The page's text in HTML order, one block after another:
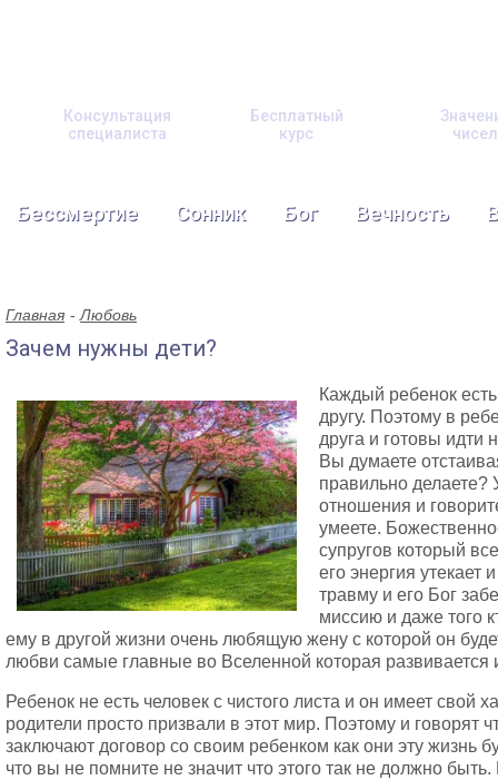
Консультация
специалиста
Бесплатный
курс
чисел
Бессмертие Сонник Бог Вечность
Главная Любовь
Зачем нужны дети?
Каждый ребенок
другу. Поэтому в
друга и готовы идти
Вы думаете
правильно делаете?
отношения и
умеете.
супругов который
его энергия утекает
травму и его Бог
миссию и даже того
ему в другой жизни очень любящую жену с которой он
любви самые главные во Вселенной которая развивается
Ребенок не есть человек с чистого листа и он имеет свой
родители просто призвали в этот мир. Поэтому и говорят
заключают договор со своим ребенком как они эту жизнь
что вы не помните не значит что этого так не должно